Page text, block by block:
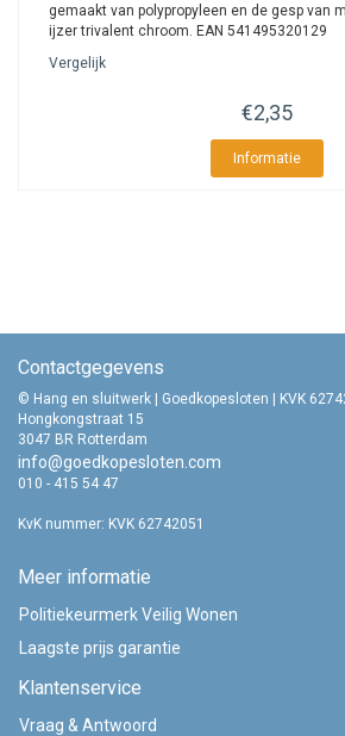
gemaakt van polypropyleen en de gesp van
ijzer trivalent chroom. EAN 541495320129
Vergelijk
€2,35
Informatie
Contactgegevens
© Hang en sluitwerk | Goedkopesloten | KVK
Hongkongstraat 15
3047 BR Rotterdam
info@goedkopesloten.com
010 - 415 54 47
KvK nummer: KVK 62742051
Meer informatie
Politiekeurmerk Veilig Wonen
Laagste prijs garantie
Klantenservice
Vraag & Antwoord